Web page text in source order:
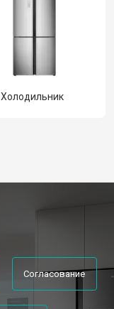
Холодильник
Согласование